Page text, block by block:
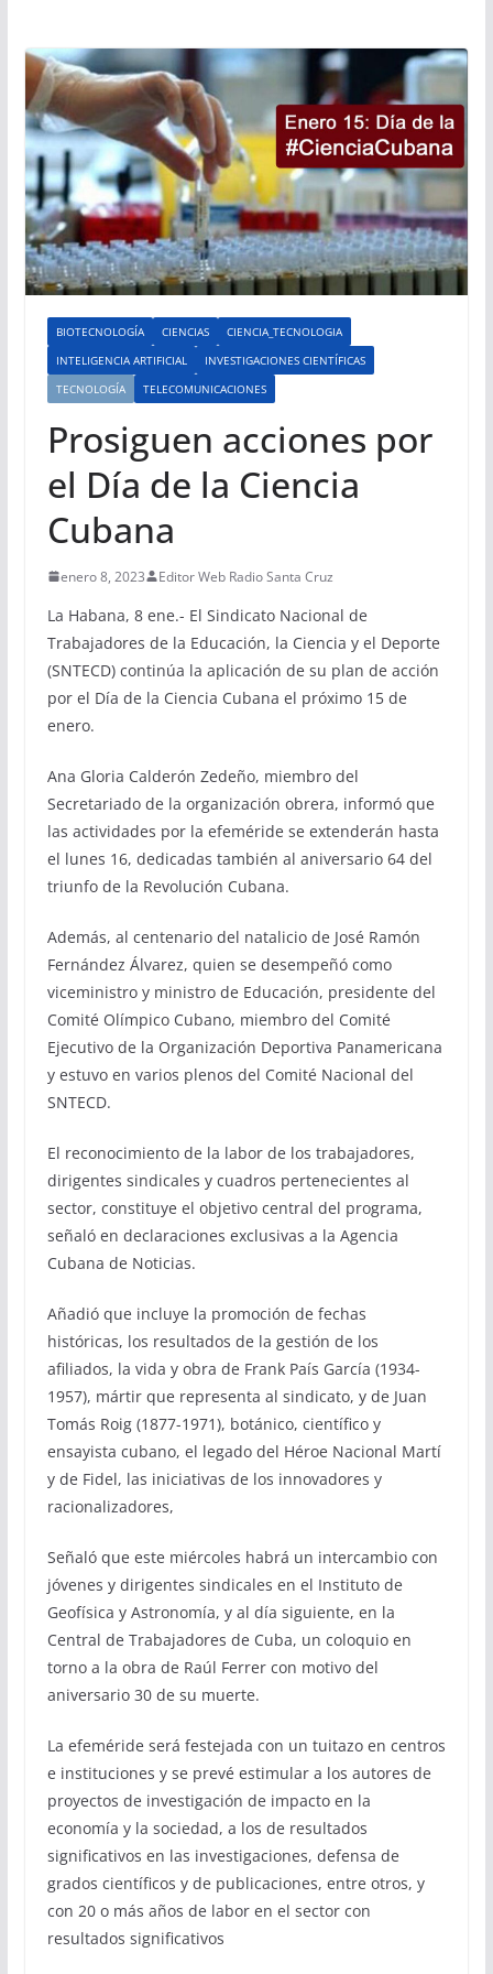
BIOTECNOLOGÍA CIENCIAS
CIENCIA_TECNOLOGIA
INTELIGENCIA ARTIFICIAL
INVESTIGACIONES CIENTÍFICAS
TECNOLOGÍA
TELECOMUNICACIONES
Prosiguen acciones por
el Día de la Ciencia
Cubana
enero 8, 2023 Editor Web Radio Santa Cruz
La Habana, 8 ene.- El Sindicato Nacional de
Trabajadores de la Educación, la Ciencia y el Deporte
(SNTECD) continúa la aplicación de su plan de acción
por el Día de la Ciencia Cubana el próximo 15 de
enero.
Ana Gloria Calderón Zedeño, miembro del
Secretariado de la organización obrera, informó que
las actividades por la efeméride se extenderán hasta
el lunes 16, dedicadas también al aniversario 64 del
triunfo de la Revolución Cubana.
Además, al centenario del natalicio de José Ramón
Fernández Álvarez, quien se desempeñó como
viceministro y ministro de Educación, presidente del
Comité Olímpico Cubano, miembro del Comité
Ejecutivo de la Organización Deportiva Panamericana
y estuvo en varios plenos del Comité Nacional del
SNTECD.
El reconocimiento de la labor de los trabajadores,
dirigentes sindicales y cuadros pertenecientes al
sector, constituye el objetivo central del programa,
señaló en declaraciones exclusivas a la Agencia
Cubana de Noticias.
Añadió que incluye la promoción de fechas
históricas, los resultados de la gestión de los
afiliados, la vida y obra de Frank País García (1934-
1957), mártir que representa al sindicato, y de Juan
Tomás Roig (1877-1971), botánico, científico y
ensayista cubano, el legado del Héroe Nacional Martí
y de Fidel, las iniciativas de los innovadores y
racionalizadores,
Señaló que este miércoles habrá un intercambio con
jóvenes y dirigentes sindicales en el Instituto de
Geofísica y Astronomía, y al día siguiente, en la
Central de Trabajadores de Cuba, un coloquio en
torno a la obra de Raúl Ferrer con motivo del
aniversario 30 de su muerte.
La efeméride será festejada con un tuitazo en centros
e instituciones y se prevé estimular a los autores de
proyectos de investigación de impacto en la
economía y la sociedad, a los de resultados
significativos en las investigaciones, defensa de
grados científicos y de publicaciones, entre otros, y
con 20 o más años de labor en el sector con
resultados significativos